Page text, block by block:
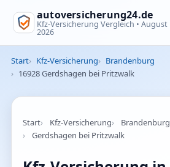
autoversicherung24.de
Kfz-Versicherung Vergleich • August
2026
Start Kfz-Versicherung
Brandenburg
16928 Gerdshagen bei Pritzwalk
Start Kfz-Versicherung
Brandenburg
Gerdshagen bei Pritzwalk